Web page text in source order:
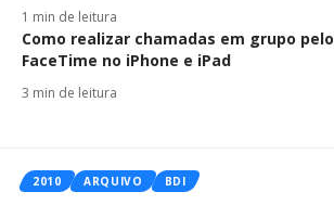
1 min de leitura
Como realizar chamadas em grupo pelo
FaceTime no iPhone e iPad
3 min de leitura
2010 ARQUIVO BDI